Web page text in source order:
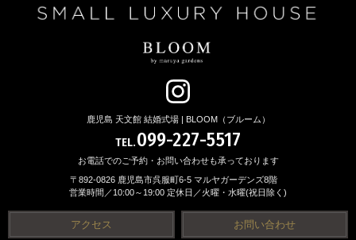
鹿児島 天文館 結婚式場 | BLOOM（ブルーム）
TEL.099-227-5517
お電話でのご予約・お問い合わせも承っております
〒892-0826 鹿児島市呉服町6-5 マルヤガーデンズ8階
営業時間／10:00～19:00 定休日／火曜・水曜(祝日除く)
アクセス お問い合わせ